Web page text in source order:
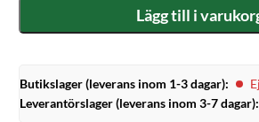
Lägg till i
Butikslager (leverans inom 1-3 dagar):
Leverantörslager (leverans inom 3-7 dagar):